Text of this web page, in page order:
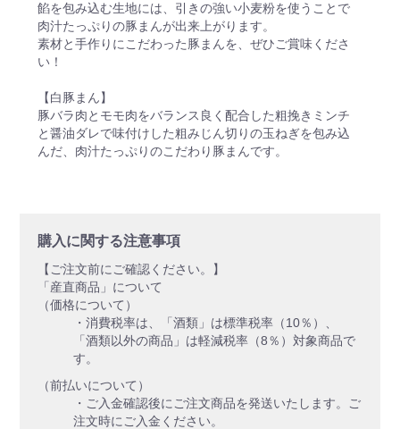
餡を包み込む生地には、引きの強い小麦粉を使うことで
肉汁たっぷりの豚まんが出来上がります。
素材と手作りにこだわった豚まんを、ぜひご賞味くださ
い！
【白豚まん】
豚バラ肉とモモ肉をバランス良く配合した粗挽きミンチ
と醤油ダレで味付けした粗みじん切りの玉ねぎを包み込
んだ、肉汁たっぷりのこだわり豚まんです。
購入に関する注意事項
【ご注文前にご確認ください。】
「産直商品」について
（価格について）
・消費税率は、「酒類」は標準税率（10％）、
「酒類以外の商品」は軽減税率（8％）対象商品で
す。
（前払いについて）
・ご入金確認後にご注文商品を発送いたします。ご
注文時にご入金ください。